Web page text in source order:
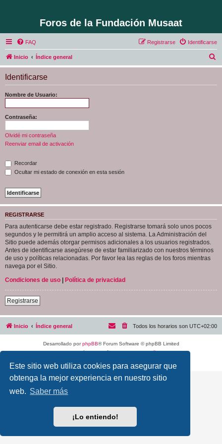
Este sitio web utiliza cookies para asegurar que
obtenga la mejor experiencia en nuestro sitio
web. Saber más
¡Lo entiendo!
Foros de la Fundación Musaat
FAQ Identificarse
Registrarse
Inicio Índice general
u
Identificarse
Nombre de Usuario:
Contraseña:
Olvidé mi contraseña
Reenviar email de activación
Recordar
Ocultar mi estado de conexión en esta sesión
REGISTRARSE
Para autenticarse debe estar registrado. Registrarse tomará solo unos pocos
segundos y le permitirá un amplio acceso al sistema. La Administración del
Sitio puede además otorgar permisos adicionales a los usuarios registrados.
Antes de identificarse asegúrese de estar familiarizado con nuestros términos
de uso y políticas relacionadas. Por favor lea las reglas de los foros mientras
navega por el Sitio.
Condiciones de uso | Política de privacidad
Registrarse
Inicio Índice general Todos los horarios son UTC+02:00
Desarrollado porphpBB® Forum Software © phpBB Limited
Traducción al español porphpBB España